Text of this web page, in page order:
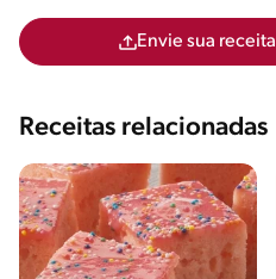
Envie sua receita
Receitas relacionadas